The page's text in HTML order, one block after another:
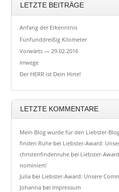
LETZTE BEITRÄGE
Anfang der Erkenntnis
Fünfunddreißig Kilometer
Vorwärts — 29.02.2016
Irrwege
Der HERR ist Dein Hirte!
LETZTE KOMMENTARE
Mein Blog wurde für den Liebster-
finden Ruhe bei Liebster-Award:
christenfindenruhe bei Liebster-
nominiert!
Julia bei Liebster-Award: Unsere
Johanna bei Impressum